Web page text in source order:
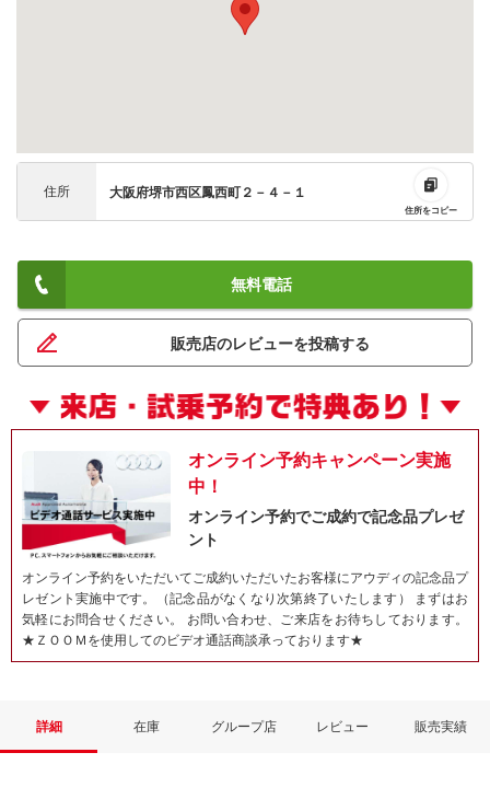
住所 大阪府堺市西区鳳西町２－４－１
住所をコピー
無料電話
販売店のレビューを投稿する
オンライン予約キャンペーン実施
中！
オンライン予約でご成約で記念品プレゼ
ント
オンライン予約をいただいてご成約いただいたお客様にアウディの記念品プ
レゼント実施中です。（記念品がなくなり次第終了いたします） まずはお
気軽にお問合せください。 お問い合わせ、ご来店をお待ちしております。
★ＺＯＯＭを使用してのビデオ通話商談承っております★
詳細 在庫 グループ店 レビュー 販売実績